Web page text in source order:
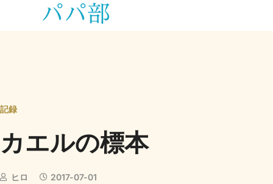
記録
カエルの標本
ヒロ 2017-07-01